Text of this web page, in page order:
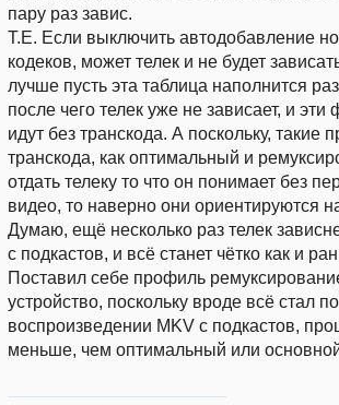
пару раз завис.
Т.Е. Если выключить автодобавление
кодеков, может телек и не будет
лучше пусть эта таблица наполнится
после чего телек уже не зависает, и
идут без транскода. А поскольку, такие
транскода, как оптимальный и
отдать телеку то что он понимает без
видео, то наверно они ориентируются
Думаю, ещё несколько раз телек
с подкастов, и всё станет чётко как и
Поставил себе профиль
устройство, поскольку вроде всё стал
воспроизведении MKV с подкастов,
меньше, чем оптимальный или